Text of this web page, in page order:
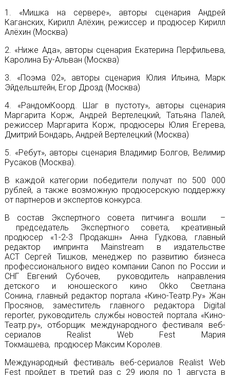
1. «Мишка на сервере», авторы сценария Андрей
Каганских, Кирилл Алёхин, режиссер и продюсер Кирилл
Алёхин (Москва)
2. «Ниже Ада», авторы сценария Екатерина Перфильева,
Каролина Бу-Альван (Москва)
3. «Поэма 02», авторы сценария Юлия Ильина, Марк
Эйдельштейн, Егор Дрозд (Москва)
4. «РандомКоорд. Шаг в пустоту», авторы сценария
Маргарита Корж, Андрей Вертелецкий, Татьяна Палей,
режиссер Маргарита Корж, продюсеры Юлия Егерева,
Дмитрий Бондарь, Андрей Вертелецкий (Москва)
5. «Ребут», авторы сценария Владимир Болгов, Велимир
Русаков (Москва).
В каждой категории победители получат по 500 000
рублей, а также возможную продюсерскую поддержку
от партнеров и экспертов конкурса.
В состав Экспертного совета питчинга вошли
–
председатель Экспертного совета, креативный
продюсер «1-2-3 Продакшн» Анна Гудкова, главный
редактор импринта Mainstream в издательстве
АСТ Сергей Тишков, менеджер по развитию бизнеса
профессионального видео компании Canon по России и
СНГ Евгений Субочев, руководитель направления
детского и юношеского кино Okko Светлана
Сонина, главный редактор портала «Кино-Театр.Ру» Жан
Просянов, заместитель главного редактора Digital
reporter, руководитель службы новостей портала «Кино-
Театр.ру», отборщик международного фестиваля веб-
сериалов Realist Web Fest Мария
Токмашева, продюсер Максим Королев.
Международный фестиваль веб-сериалов Realist Web
Festпройдет в третий раз с 29 июля по 1 августа в